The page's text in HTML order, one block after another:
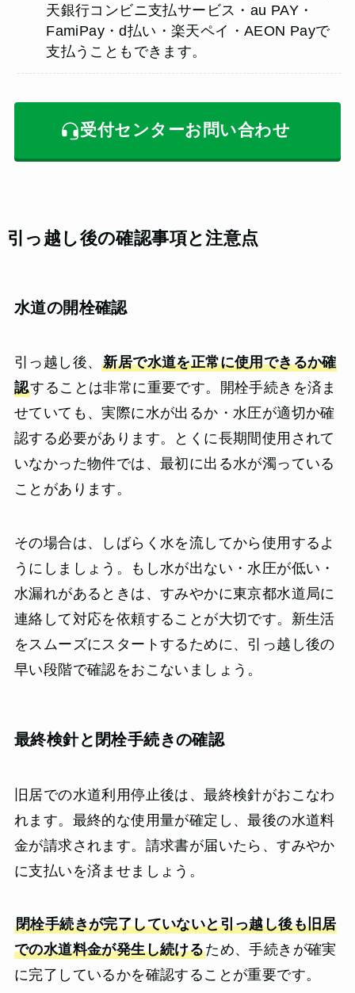
天銀行コンビニ支払サービス・au PAY・
FamiPay・d払い・楽天ペイ・AEON Payで
支払うこともできます。
受付センターお問い合わせ
引っ越し後の確認事項と注意点
水道の開栓確認
引っ越し後、新居で水道を正常に使用できるか確
認することは非常に重要です。開栓手続きを済ま
せていても、実際に水が出るか・水圧が適切か確
認する必要があります。とくに長期間使用されて
いなかった物件では、最初に出る水が濁っている
ことがあります。
その場合は、しばらく水を流してから使用するよ
うにしましょう。もし水が出ない・水圧が低い・
水漏れがあるときは、すみやかに東京都水道局に
連絡して対応を依頼することが大切です。新生活
をスムーズにスタートするために、引っ越し後の
早い段階で確認をおこないましょう。
最終検針と閉栓手続きの確認
旧居での水道利用停止後は、最終検針がおこなわ
れます。最終的な使用量が確定し、最後の水道料
金が請求されます。請求書が届いたら、すみやか
に支払いを済ませましょう。
閉栓手続きが完了していないと引っ越し後も旧居
での水道料金が発生し続けるため、手続きが確実
に完了しているかを確認することが重要です。